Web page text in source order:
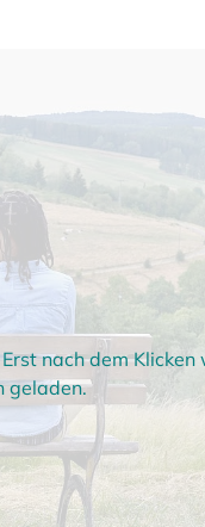
nach dem
geladen.